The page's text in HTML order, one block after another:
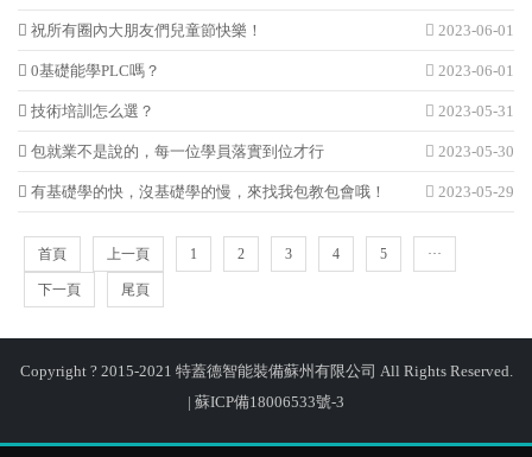
祝所有圈內大朋友們兒童節快樂！ 2023-06-01
0基礎能學PLC嗎？ 2023-06-01
技術培訓怎么選？ 2023-05-31
包就業不是說的，每一位學員落實到位才行 2023-05-30
有基礎學的快，沒基礎學的慢，來找我包教包會哦！ 2023-05-29
首頁 上一頁 1 2 3 4 5 ···
下一頁 尾頁
Copyright ? 2015-2021 特蓋德智能裝備蘇州有限公司 All Rights Reserved.
| 蘇ICP備18006533號-3